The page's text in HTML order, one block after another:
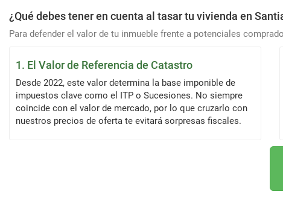
¿Qué debes tener en cuenta al tasar tu vivienda en
Para defender el valor de tu inmueble frente a potenciales
1. El Valor de Referencia de Catastro
Desde 2022, este valor determina la base imponible de
impuestos clave como el ITP o Sucesiones. No siempre
coincide con el valor de mercado, por lo que cruzarlo con
nuestros precios de oferta te evitará sorpresas fiscales.